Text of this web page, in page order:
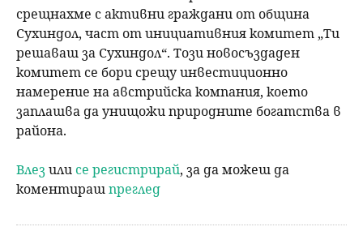
н
е
срещнахме с активни граждани от община
Сухиндол, част от инициативния комитет „Ти
решаваш за Сухиндол“. Този новосъздаден
комитет се бори срещу инвестиционно
намерение на австрийска компания, което
заплашва да унищожи природните богатства в
района.
Влезили се регистрирай, за да можеш да
коментирашпреглед